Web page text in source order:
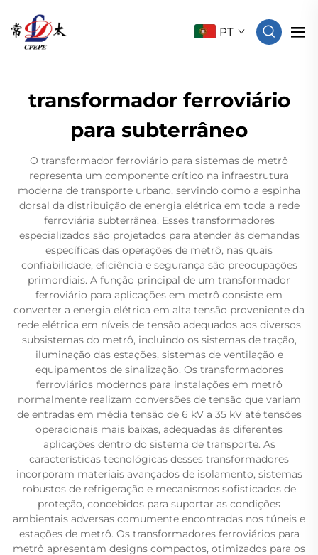
PT
transformador ferroviário
para subterrâneo
O transformador ferroviário para sistemas de metrô
representa um componente crítico na infraestrutura
moderna de transporte urbano, servindo como a espinha
dorsal da distribuição de energia elétrica em toda a rede
ferroviária subterrânea. Esses transformadores
especializados são projetados para atender às demandas
específicas das operações de metrô, nas quais
confiabilidade, eficiência e segurança são preocupações
primordiais. A função principal de um transformador
ferroviário para aplicações em metrô consiste em
converter a energia elétrica em alta tensão proveniente da
rede elétrica em níveis de tensão adequados aos diversos
subsistemas do metrô, incluindo os sistemas de tração,
iluminação das estações, sistemas de ventilação e
equipamentos de sinalização. Os transformadores
ferroviários modernos para instalações em metrô
normalmente realizam conversões de tensão que variam
de entradas em média tensão de 6 kV a 35 kV até tensões
operacionais mais baixas, adequadas às diferentes
aplicações dentro do sistema de transporte. As
características tecnológicas desses transformadores
incorporam materiais avançados de isolamento, sistemas
robustos de refrigeração e mecanismos sofisticados de
proteção, concebidos para suportar as condições
ambientais adversas comumente encontradas nos túneis e
estações de metrô. Os transformadores ferroviários para
metrô apresentam designs compactos, otimizados para os